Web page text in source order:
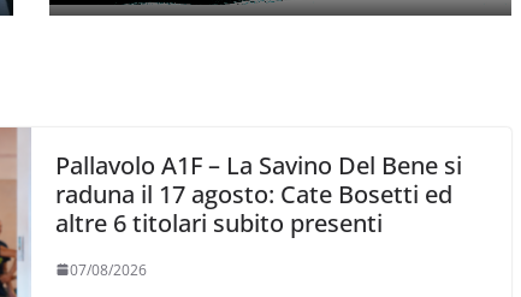
Pallavolo A1F – La Savino Del Bene si
raduna il 17 agosto: Cate Bosetti ed
altre 6 titolari subito presenti
07/08/2026